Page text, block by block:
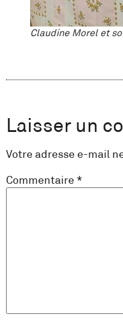
Claudine Morel et
Laisser un
Votre adresse e-mail
Commentaire *